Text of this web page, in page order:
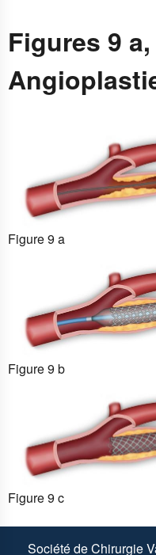
Figures 9
Figure 9 a
Figure 9 b
Figure 9 c
Société de Chirurgie